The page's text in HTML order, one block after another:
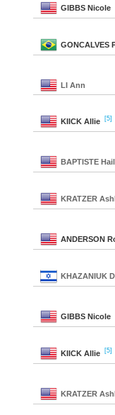
GIBBS Nicole
GONCALVES
LI Ann
KIICK Allie [5]
BAPTISTE
KRATZER
ANDERSON
KHAZANIUK
GIBBS Nicole
KIICK Allie [5]
KRATZER